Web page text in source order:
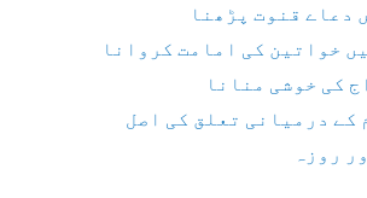
دعاے قنوت پڑھنا
خواتین کی امامت کروانا
کی خوشی منانا
کے درمیانی تعلق کی اصل
روزہ